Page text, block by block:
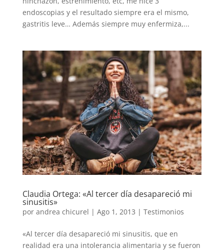
endoscopias y el resultado siempre era el mismo,
gastritis leve… Además siempre muy enfermiza,...
Claudia Ortega: «Al tercer día desapareció mi
sinusitis»
por andrea chicurel | Ago 1, 2013 | Testimonios
«Al tercer día desapareció mi sinusitis, que en
realidad era una intolerancia alimentaria y se fueron